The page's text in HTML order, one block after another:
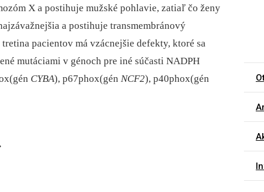
X a postihuje mužské pohlavie, zatiaľ čo ženy
a postihuje transmembránový
pacientov má vzácnejšie defekty, ktoré sa
mutáciami v génoch pre iné súčasti NADPH
CYBA), p67phox(gén NCF2), p40phox(gén